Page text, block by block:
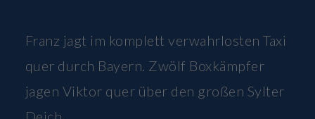
Franz jagt im komplett verwahrlosten Taxi
quer durch Bayern. Zwölf Boxkämpfer
jagen Viktor quer über den großen Sylter